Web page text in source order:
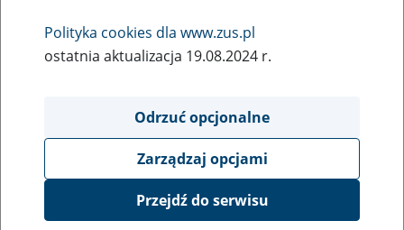
Rodzaj wydarzenia
Szkolenia
Obszar merytoryczny
obsługa klientów
Opis wydarzenia
Platforma Usług Elektronicznych ZUS eZUS
Polityka cookies dla www.zus.pl
ostatnia aktualizacja 19.08.2024 r.
Odrzuć opcjonalne
Zarządzaj opcjami
Przejdź do serwisu